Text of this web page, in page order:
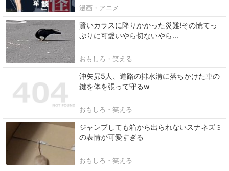
漫画・アニメ
賢いカラスに降りかかった災難!その慌てっ
ぷりに可愛いやら切ないやら...
おもしろ・笑える
沖矢昴5人、道路の排水溝に落ちかけた車の
鍵を体を張って守るw
おもしろ・笑える
ジャンプしても箱から出られないスナネズミ
の表情が可愛すぎる
おもしろ・笑える